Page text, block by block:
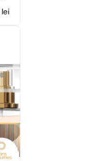
lei